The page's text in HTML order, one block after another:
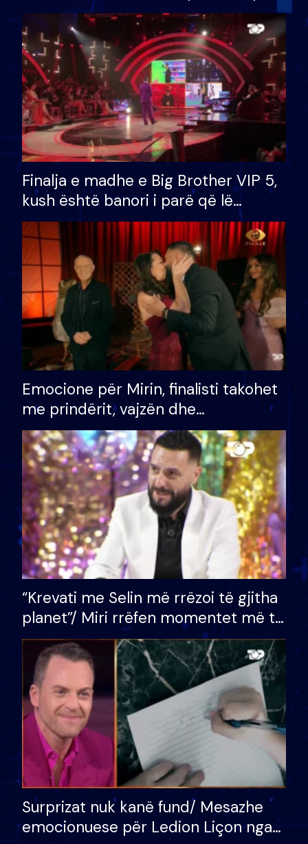
Finalja e madhe e Big Brother VIP 5,
kush është banori i parë që lë
shtëpinë dhe humb mundësinë për
të fituar çmimin e madh
Emocione për Mirin, finalisti takohet
me prindërit, vajzën dhe
bashkëshorten: S’kemi ndonjë letër
divorci apo jo?
“Krevati me Selin më rrëzoi të gjitha
planet”/ Miri rrëfen momentet më të
bukura në shtëpinë e BB VIP: Do më
mungojë zilja e mëngjesit kur…
Surprizat nuk kanë fund/ Mesazhe
emocionuese për Ledion Liçon nga